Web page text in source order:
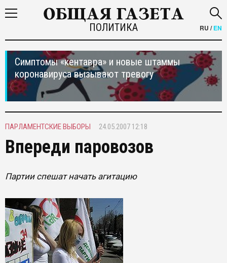
ПОЛИТИКА RU /EN
Симптомы «кентавра» и новые штаммы
коронавируса вызывают тревогу
ПАРЛАМЕНТСКИЕ ВЫБОРЫ 24.05.2007 12:18
Впереди паровозов
Партии спешат начать агитацию